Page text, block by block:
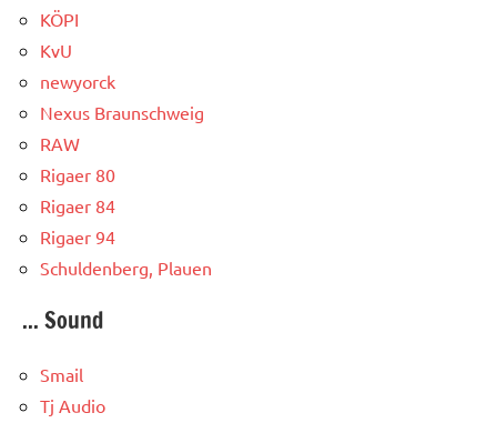
KÖPI
KvU
newyorck
Nexus Braunschweig
RAW
Rigaer 80
Rigaer 84
Rigaer 94
Schuldenberg, Plauen
... Sound
Smail
Tj Audio